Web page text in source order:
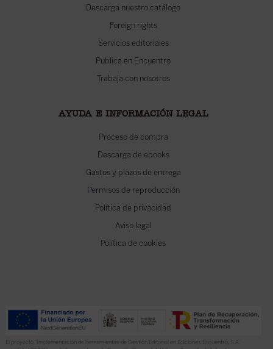
Descarga nuestro catálogo
Foreign rights
Servicios editoriales
Publica en Encuentro
Trabaja con nosotros
AYUDA E INFORMACIÓN LEGAL
Proceso de compra
Descarga de ebooks
Gastos y plazos de entrega
Permisos de reproducción
Política de privacidad
Aviso legal
Política de cookies
El proyecto “Implementación de herramientas de Gestión Editorial en Ediciones Encuentro, S.A.